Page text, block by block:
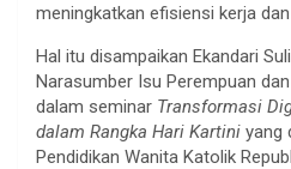
meningkatkan efisiensi kerja
Hal itu disampaikan Ekandari
Narasumber Isu Perempuan
dalam seminar Transformasi
dalam Rangka Hari Kartini yang
Pendidikan Wanita Katolik